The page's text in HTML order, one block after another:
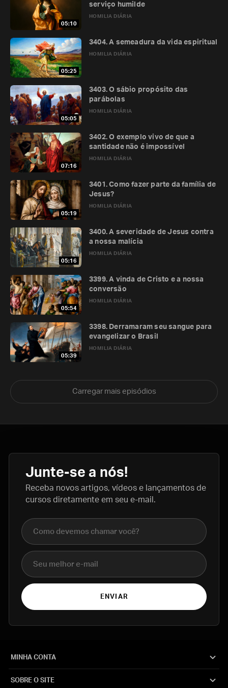
05:10
HOMILIA DIÁRIA
serviço humilde
05:25
HOMILIA DIÁRIA
3404. A semeadura da vida espiritual
05:05
HOMILIA DIÁRIA
3403. O sábio propósito das
parábolas
07:16
HOMILIA DIÁRIA
3402. O exemplo vivo de que a
santidade não é impossível
05:19
HOMILIA DIÁRIA
3401. Como fazer parte da família de
Jesus?
05:16
HOMILIA DIÁRIA
3400. A severidade de Jesus contra
a nossa malícia
05:54
HOMILIA DIÁRIA
3399. A vinda de Cristo e a nossa
conversão
05:39
HOMILIA DIÁRIA
3398. Derramaram seu sangue para
evangelizar o Brasil
Carregar mais episódios
Junte-se a nós!
Receba novos artigos, vídeos e lançamentos de
cursos diretamente em seu e-mail.
Nome completo
E-mail
ENVIAR
MINHA CONTA
SOBRE O SITE